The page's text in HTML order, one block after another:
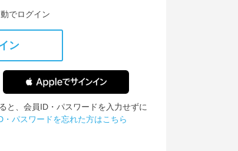
でログイン
ン
と、会員ID・パスワードを入力せずに
・パスワードを忘れた方はこちら